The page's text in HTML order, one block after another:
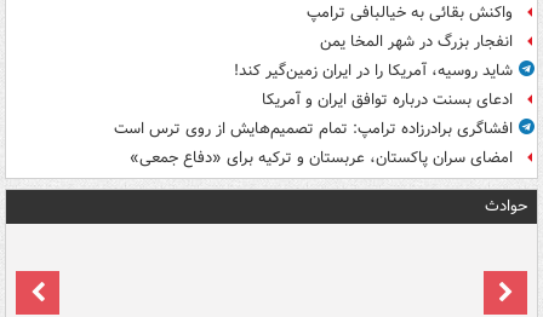
واکنش بقائی به خیالبافی ترامپ
انفجار بزرگ در شهر المخا یمن
شاید روسیه، آمریکا را در ایران زمین‌گیر کند!
ادعای بسنت درباره توافق ایران و آمریکا
افشاگری برادرزاده ترامپ: تمام تصمیم‌هایش از روی ترس است
امضای سران پاکستان، عربستان و ترکیه برای «دفاع جمعی»
حوادث